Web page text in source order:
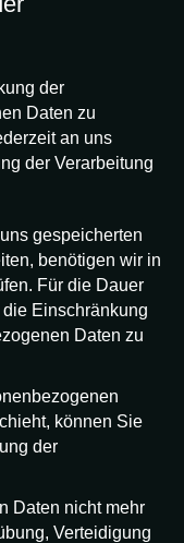
der
Daten zu
an uns
der Verarbeitung
gespeicherten
benötigen wir in
Für die Dauer
Einschränkung
Daten zu
können Sie
der
Daten nicht mehr
Verteidigung